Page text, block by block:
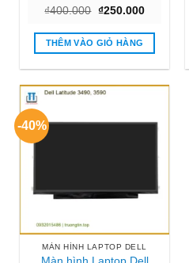
₫400.000 Giá
là:
₫400.000.
₫250.000Giá
tại
₫250.000.
THÊM VÀO GIỎ HÀNG
-40%
MÀN HÌNH LAPTOP DELL